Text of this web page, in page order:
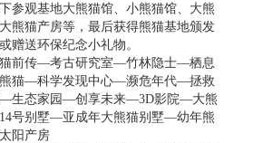
参观基地大熊猫馆、小熊猫馆、大熊
熊猫产房等，最后获得熊猫基地颁发
赠送环保纪念小礼物。
前传—考古研究室—竹林隐士—栖息
猫—科学发现中心—濒危年代—拯救
生态家园—创享未来—3D影院—大熊
号别墅—亚成年大熊猫别墅—幼年熊
阳产房